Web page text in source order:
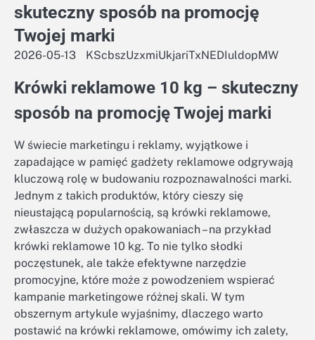
skuteczny sposób na promocję
Twojej marki
2026-05-13 KScbszUzxmiUkjariTxNEDIuldopMW
Krówki reklamowe 10 kg – skuteczny
sposób na promocję Twojej marki
W świecie marketingu i reklamy, wyjątkowe i
zapadające w pamięć gadżety reklamowe odgrywają
kluczową rolę w budowaniu rozpoznawalności marki.
Jednym z takich produktów, który cieszy się
nieustającą popularnością, są krówki reklamowe,
zwłaszcza w dużych opakowaniach – na przykład
krówki reklamowe 10 kg. To nie tylko słodki
poczęstunek, ale także efektywne narzędzie
promocyjne, które może z powodzeniem wspierać
kampanie marketingowe różnej skali. W tym
obszernym artykule wyjaśnimy, dlaczego warto
postawić na krówki reklamowe, omówimy ich zalety,